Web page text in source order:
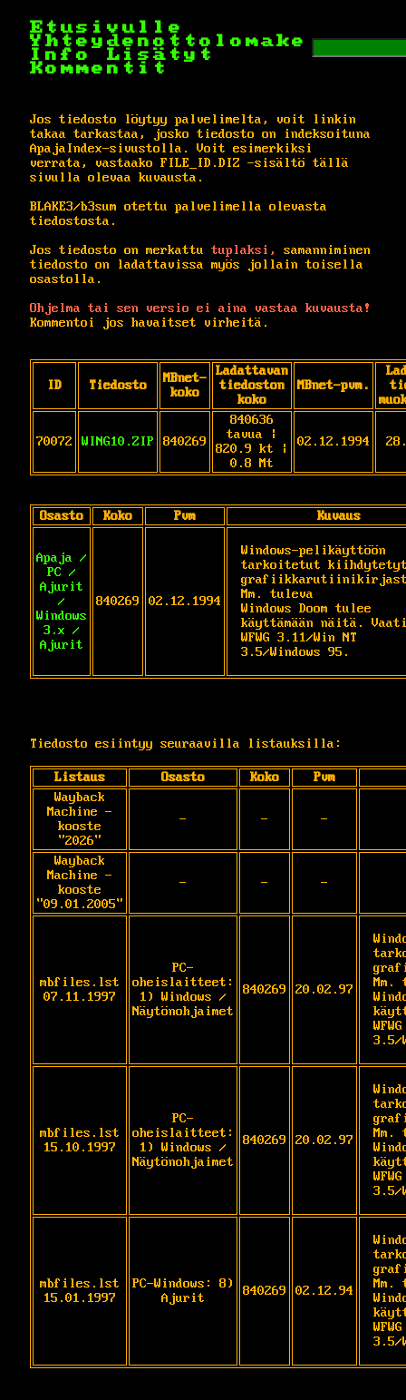
Etusivulle
Yhteydenottolomake
Info
Lisätyt
Kommentit
Jos tiedosto löytyy palvelimelta, voit linkin
takaa tarkastaa, josko tiedosto on indeksoituna
ApajaIndex-sivustolla. Voit esimerkiksi
verrata, vastaako FILE_ID.DIZ -sisältö tällä
sivulla olevaa kuvausta.
BLAKE3/b3sum otettu palvelimella olevasta
tiedostosta.
Jos tiedosto on merkattu tuplaksi,
samanniminen
tiedosto on ladattavissa myös jollain toisella
osastolla.
Ohjelma tai sen versio ei aina vastaa kuvausta!
Kommentoi jos havaitset virheitä.
ID Tiedosto
MBnet-
koko
Ladattavan
tiedoston
koko
MBnet-pvm.
70072 WING10.ZIP 840269
840636
tavua |
820.9 kt |
0.8 Mt
02.12.1994
Osasto Koko Pvm Kuvaus
Apaja /
PC /
Ajurit
/
Windows
3.x /
Ajurit
840269 02.12.1994
Windows-pelikäyttöön
tarkoitetut
Mm. tuleva
Windows Doom tulee
käyttämään näitä.
WFWG 3.11/Win NT
3.5/Windows 95.
Tiedosto esiintyy seuraavilla listauksilla:
Listaus Osasto Koko
Pvm
Wayback
Machine -
kooste
"2026"
- - -
Wayback
Machine -
kooste
"09.01.2005"
- - -
mbfiles.lst
07.11.1997
PC-
oheislaitteet:
1) Windows /
Näytönohjaimet
840269 20.02.97
Mm.
3.5/
mbfiles.lst
15.10.1997
PC-
oheislaitteet:
1) Windows /
Näytönohjaimet
840269 20.02.97
Mm.
3.5/
mbfiles.lst
15.01.1997
PC-Windows: 8)
Ajurit
840269 02.12.94
Mm.
3.5/